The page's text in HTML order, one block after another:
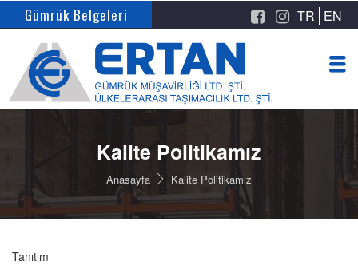
TR EN
Gümrük Belgeleri
Kalite Politikamız
Anasayfa Kalite Politikamız
Tanıtım